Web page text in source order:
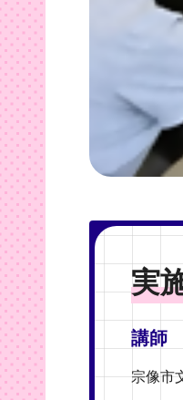
実
講師
宗像市